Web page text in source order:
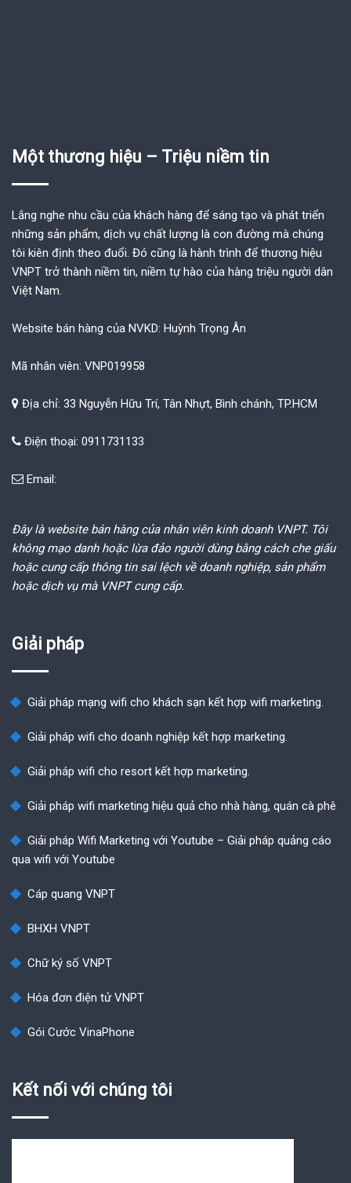
Một thương hiệu – Triệu niềm tin
Lắng nghe nhu cầu của khách hàng để sáng tạo và phát triển
những sản phẩm, dịch vụ chất lượng là con đường mà chúng
tôi kiên định theo đuổi. Đó cũng là hành trình để thương hiệu
VNPT trở thành niềm tin, niềm tự hào của hàng triệu người dân
Việt Nam.
Website bán hàng của NVKD: Huỳnh Trọng Ân
Mã nhân viên: VNP019958
Địa chỉ: 33 Nguyễn Hữu Trí, Tân Nhựt, Bình chánh, TP.HCM
Điện thoại: 0911731133
Email:
Đây là website bán hàng của nhân viên kinh doanh VNPT. Tôi
không mạo danh hoặc lừa đảo người dùng bằng cách che giấu
hoặc cung cấp thông tin sai lệch về doanh nghiệp, sản phẩm
hoặc dịch vụ mà VNPT cung cấp.
Giải pháp
Giải pháp mạng wifi cho khách sạn kết hợp wifi marketing.
Giải pháp wifi cho doanh nghiệp kết hợp marketing.
Giải pháp wifi cho resort kết hợp marketing.
Giải pháp wifi marketing hiệu quả cho nhà hàng, quán cà phê
Giải pháp Wifi Marketing với Youtube – Giải pháp quảng cáo
qua wifi với Youtube
Cáp quang VNPT
BHXH VNPT
Chữ ký số VNPT
Hóa đơn điện tử VNPT
Gói Cước VinaPhone
Kết nối với chúng tôi